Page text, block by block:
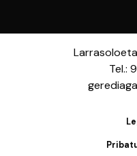
Tel.: